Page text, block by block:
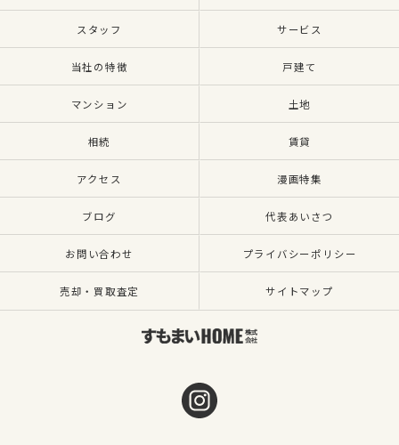
スタッフ サービス
当社の特徴 戸建て
マンション 土地
相続 賃貸
アクセス 漫画特集
ブログ 代表あいさつ
お問い合わせ プライバシーポリシー
売却・買取査定 サイトマップ